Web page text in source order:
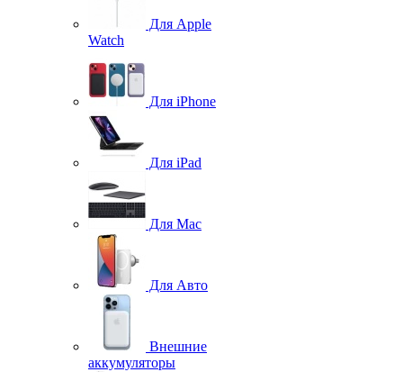
Для Apple
Watch
Для iPhone
Для iPad
Для Mac
Для Авто
Внешние
аккумуляторы